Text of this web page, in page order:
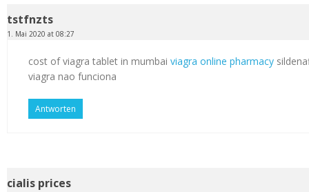
tstfnzts
1. Mai 2020 at 08:27
cost of viagra tablet in mumbai viagra online pharmacy
viagra nao funciona
Antworten
cialis prices